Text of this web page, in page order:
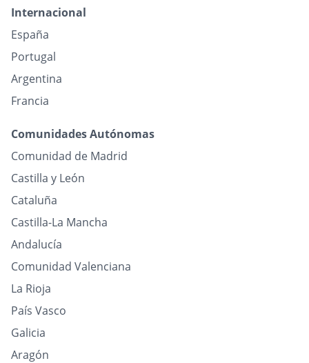
Internacional
España
Portugal
Argentina
Francia
Comunidades Autónomas
Comunidad de Madrid
Castilla y León
Cataluña
Castilla-La Mancha
Andalucía
Comunidad Valenciana
La Rioja
País Vasco
Galicia
Aragón